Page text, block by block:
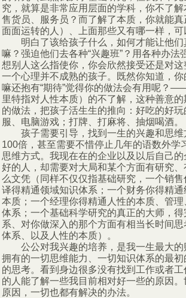
究，就算是非常应用层面的学科，你不了
售货员、服务员？而了解了本质，你就能
面面运转的人）、上面那些又有哪一样，
明白了该给孩子什么，如何才能让他们
嘛？强迫他们去各种“兴趣班”？用各种办
想别人这么指使你，你会欣然接受还是对
一个心理并不成熟的孩子。既然你知道，
嘛还抱有“期待”觉得你的做法会有用呢？
里特指对人性本质）的不了解，这种善意
的做法，把孩子活生生的推向：好吃的好
服、电脑游戏；打牌、打麻将、抽烟喝酒。
孩子需要引导，找到一生的兴趣和思维
100倍，甚至需要不惜停止几年的语数外学
思维方式。我现在在的企业以及以后自己
好的人，却需要对大局和某个方面有研究
么文凭（同样不仅仅指基础研究，一个销
译得精通领域知识体系；一个财务你得精
本质；一个经理你得精通人性的本质、管
体系；一个基础科学研究的真正的大师，
系、对你做深入的那个方面有相当长时间
体系、以及人性的本质）。
公公对我兴趣的培养，是我一生最大的
拥有的一切思维能力、一切知识体系的最
的思考。看到身边很多没有找到工作或者
的人能了解一些我目前相对好一些的原因。
原因，一切也都有解决的办法。